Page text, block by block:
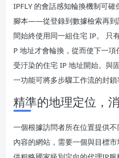
IPFLY 的會話感知輪換機制可
腳本——從登錄到數據檢索再
間始終使用同一組住宅 IP。 只
P 地址才會輪換，從而使下一
受汙染的住宅 IP 地址開始。與
一功能可將多步驟工作流的封鎖
精準的地理定位，
一個根據訪問者所在位置提供
內容的網站，需要一個與目標